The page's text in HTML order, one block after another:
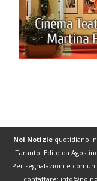
Noi Notiziequotidiano
Taranto. Edito da
Per segnalazioni e
contattare: